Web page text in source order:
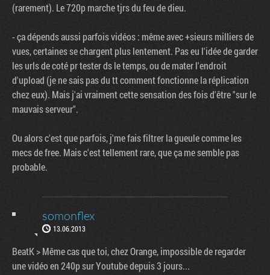
(rarement). Le 720p marche tjrs du feu de dieu.
- ça dépends aussi parfois vidéos : même avec +sieurs milliers de
vues, certaines se chargent plus lentement. Pas eu l'idée de garder
les urls de coté pr tester ds le temps, ou de mater l'endroit
d'upload (je ne sais pas du tt comment fonctionne la réplication
chez eux). Mais j'ai vraiment cette sensation des fois d'être "sur le
mauvais serveur".
Ou alors c'est que parfois, j'me fais filtrer la gueule comme les
mecs de free. Mais c'est tellement rare, que ça me semble pas
probable.
somonflex
13.06.2013
BeatK > Même cas que toi, chez Orange, impossible de regarder
une vidéo en 240p sur Youtube depuis 3 jours...